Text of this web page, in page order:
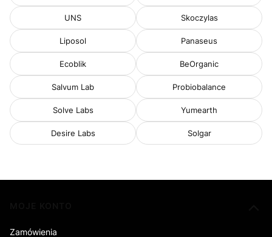
UNS Skoczylas
Liposol Panaseus
Ecoblik BeOrganic
Salvum Lab Probiobalance
Solve Labs Yumearth
Desire Labs Solgar
Zamówienia